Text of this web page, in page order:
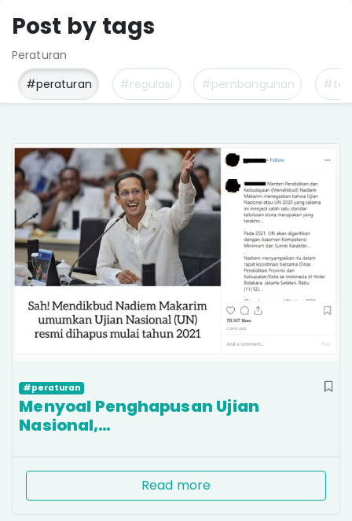
Post by tags
Peraturan
#peraturan
#regulasi #pembangunan
#peraturan
Menyoal Penghapusan Ujian
Nasional,…
Read more